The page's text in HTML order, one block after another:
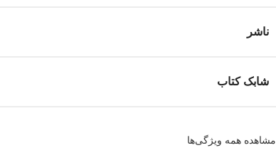
ناشر
شابک کتاب
مشاهده همه ویژگی‌ها